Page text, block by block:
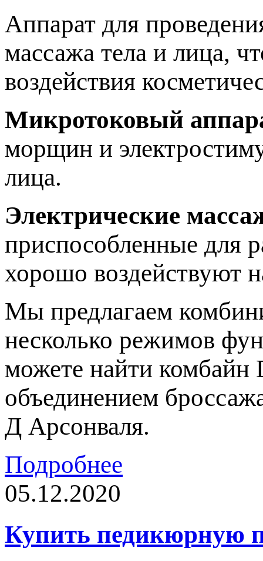
Аппарат для
массажа тела и лица,
воздействия
Микротоковый
морщин и
лица.
Электрические
приспособленные для
хорошо воздействуют
Мы предлагаем
несколько режимов
можете найти комбайн
объединением
Д Арсонваля.
Подробнее
05.12.2020
Купить педикюрную